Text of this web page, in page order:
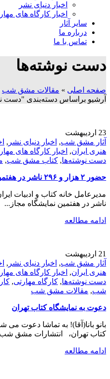
اخبار دنیای نشر
اخبار کارگاه های
سایر آثار
درباره ما
تماس با ما
دست نوشته‌ها
صفحه اصلی » مقالات مشق شب
آرشیو براساس دسته‌بندی "دست
23 اردیبهشت
آثار مشق شب, اخبار دنیای نشر ,
هنری ایران, اخبار کارگاه های
دست نوشته‌ها, کتاب مشق شب,
حضور ۲ هزار و ۲۹۶ ناشر در هفتمین نمایشگاه مجازی کتاب تهران
ناشر در هفتمین نمایشگاه مجاز...
ادامه مطالعه
21 اردیبهشت
آثار مشق شب, اخبار دنیای نشر ,
هنری ایران, اخبار کارگاه های
دست نوشته‌ها, کارگاه مهارتی,
شب, مقالات مشق شب
دعوت به نمایشگاه کتاب تهران
بانو بانا(آقا)! به تماشا دعوت
کتاب تهران، انتشارات مشق
ادامه مطالعه